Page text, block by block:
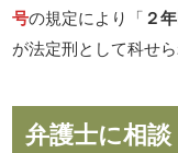
号の規定により「２
が法定刑として科せら
弁護士に相談